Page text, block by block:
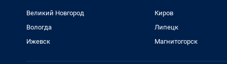
Великий Новгород
Вологда
Ижевск
Киров
Липецк
Магнитогорск